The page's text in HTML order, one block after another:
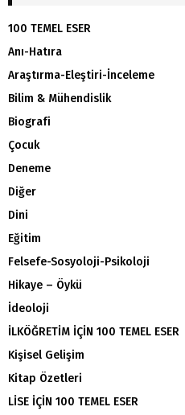
100 TEMEL ESER
Anı-Hatıra
Araştırma-Eleştiri-İnceleme
Bilim & Mühendislik
Biografi
Çocuk
Deneme
Diğer
Dini
Eğitim
Felsefe-Sosyoloji-Psikoloji
Hikaye – Öykü
İdeoloji
İLKÖĞRETİM İÇİN 100 TEMEL ESER
Kişisel Gelişim
Kitap Özetleri
LİSE İÇİN 100 TEMEL ESER